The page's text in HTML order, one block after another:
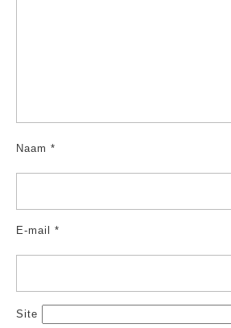
Naam *
E-mail *
Site